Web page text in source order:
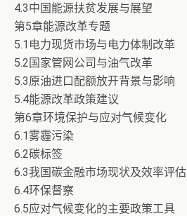
4.3中国能源扶贫发展与展望
第5章能源改革专题
5.1电力现货市场与电力体制改革
5.2国家管网公司与油气改革
5.3原油进口配额放开背景与影响
5.4能源改革政策建议
第6章环境保护与应对气候变化
6.1雾霾污染
6.2碳标签
6.3我国碳金融市场现状及效率评估
6.4环保督察
6.5应对气候变化的主要政策工具